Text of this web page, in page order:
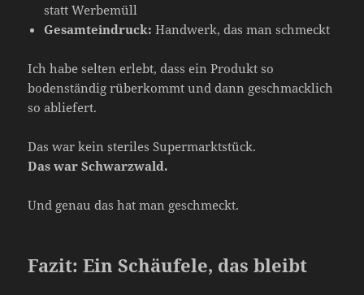
statt Werbemüll
Gesamteindruck: Handwerk, das man schmeckt
Ich habe selten erlebt, dass ein Produkt so
bodenständig rüberkommt und dann geschmacklich
so abliefert.
Das war kein steriles Supermarktstück.
Das war Schwarzwald.
Und genau das hat man geschmeckt.
Fazit: Ein Schäufele, das bleibt